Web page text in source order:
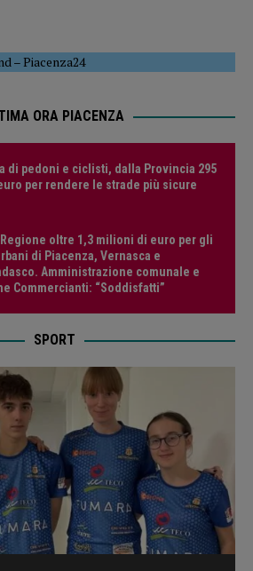
–Piacenza24
ORA PIACENZA
di pedoni e ciclisti, dalla Provincia 295
per rendere le strade più sicure
Regione oltre 1,3 milioni di euro per gli
di Piacenza, Vernasca e
Amministrazione comunale e
Commercianti: “Soddisfatti”
SPORT